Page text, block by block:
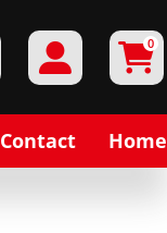
0
Contact Home